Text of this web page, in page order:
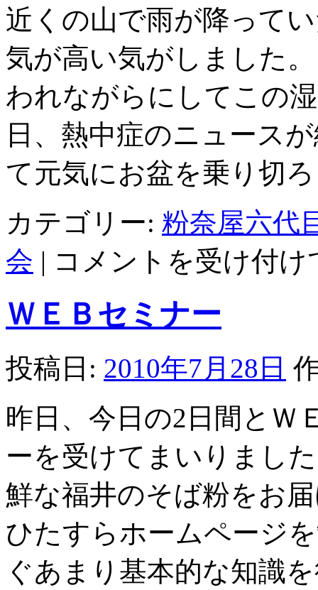
近くの山で雨が降って
気が高い気がしました
われながらにしてこの
日、熱中症のニュース
て元気にお盆を乗り切
カテゴリー: 粉奈屋六代
会 | コメントを受け付
ＷＥＢセミナー
投稿日: 2010年7月28日
昨日、今日の2日間とＷ
ーを受けてまいりまし
鮮な福井のそば粉をお
ひたすらホームページ
ぐあまり基本的な知識